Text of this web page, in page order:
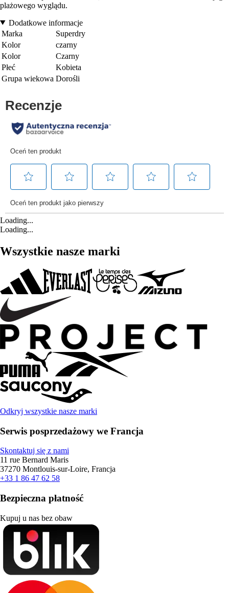
plażowego wyglądu.
Dodatkowe informacje
Marka
Superdry
Kolor
czarny
Kolor
Czarny
Płeć
Kobieta
Grupa wiekowa Dorośli
Loading...
Loading...
Wszystkie nasze marki
Odkryj wszystkie nasze marki
Serwis posprzedażowy we Francja
Skontaktuj się z nami
11 rue Bernard Maris
37270 Montlouis-sur-Loire, Francja
+33 1 86 47 62 58
Bezpieczna płatność
Kupuj u nas bez obaw